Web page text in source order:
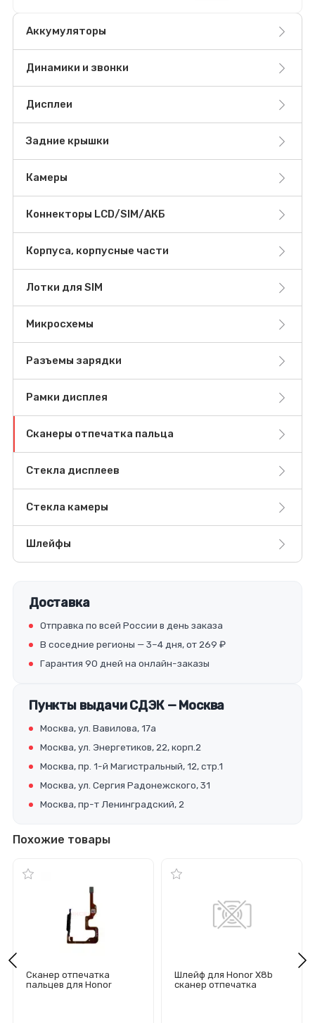
Аккумуляторы
Динамики и звонки
Дисплеи
Задние крышки
Камеры
Коннекторы LCD/SIM/АКБ
Корпуса, корпусные части
Лотки для SIM
Микросхемы
Разъемы зарядки
Рамки дисплея
Сканеры отпечатка пальца
Стекла дисплеев
Стекла камеры
Шлейфы
Доставка
Отправка по всей России в день заказа
В соседние регионы — 3–4 дня, от 269 ₽
Гарантия 90 дней на онлайн-заказы
Пункты выдачи СДЭК — Москва
Москва, ул. Вавилова, 17а
Москва, ул. Энергетиков, 22, корп.2
Москва, пр. 1-й Магистральный, 12, стр.1
Москва, ул. Сергия Радонежского, 31
Москва, пр-т Ленинградский, 2
Похожие товары
Сканер отпечатка
пальцев для Honor
Шлейф для Honor X8b
сканер отпечатка